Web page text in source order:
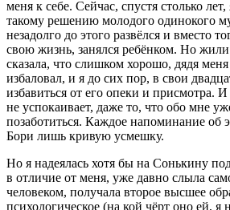
меня к себе. Сейчас, спустя столько
такому решению молодого одинокого
незадолго до этого развёлся и вместо
свою жизнь, занялся ребёнком. Но
сказала, что слишком хорошо, дядя
избаловал, и я до сих пор, в свои
избавиться от его опеки и присмотра.
не успокаивает, даже то, что обо мне
позаботиться. Каждое напоминание об
Бори лишь кривую усмешку.
Но я надеялась хотя бы на Сонькину
в отличие от меня, уже давно слыла
человеком, получала второе высшее
психологическое (на кой чёрт оно ей, я